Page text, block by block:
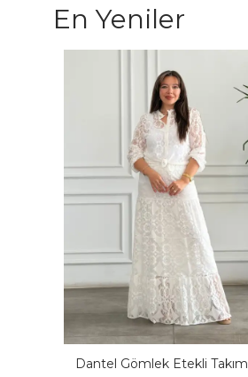
En Yeniler
Dantel Gömlek Etekli Takım